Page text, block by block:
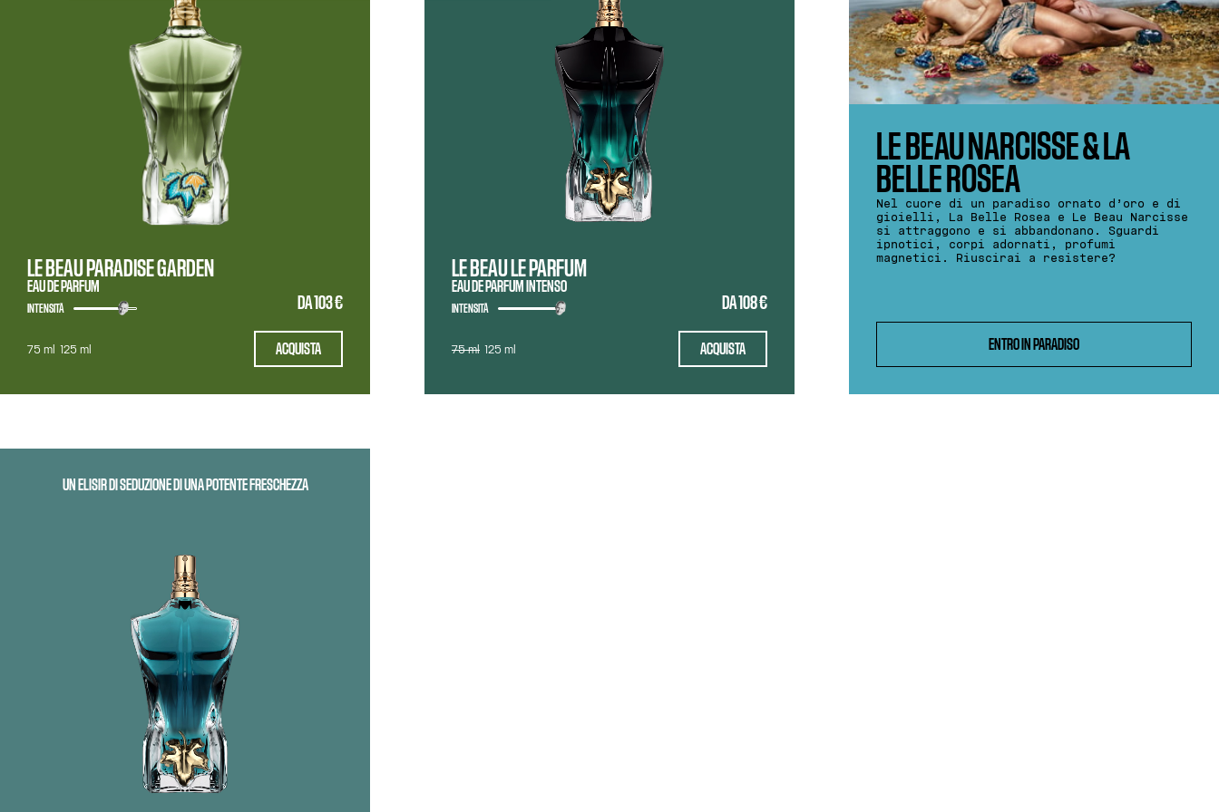
LE BEAU PARADISE GARDEN
EAU DE PARFUM
DA 103 €
INTENSITÀ
75 ml 125 ml ACQUISTA
LE BEAU LE PARFUM
EAU DE PARFUM INTENSO
DA 108 €
INTENSITÀ
75 ml 125 ml ACQUISTA
LE BEAU NARCISSE & LA
BELLE ROSEA
Nel cuore di un paradiso ornato d’oro e di
gioielli, La Belle Rosea e Le Beau Narcisse
si attraggono e si abbandonano. Sguardi
ipnotici, corpi adornati, profumi
magnetici. Riuscirai a resistere?
ENTRO IN PARADISO
UN ELISIR DI SEDUZIONE DI UNA POTENTE FRESCHEZZA